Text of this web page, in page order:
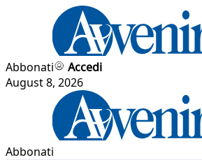
Abbonati
Accedi
August 8, 2026
Abbonati